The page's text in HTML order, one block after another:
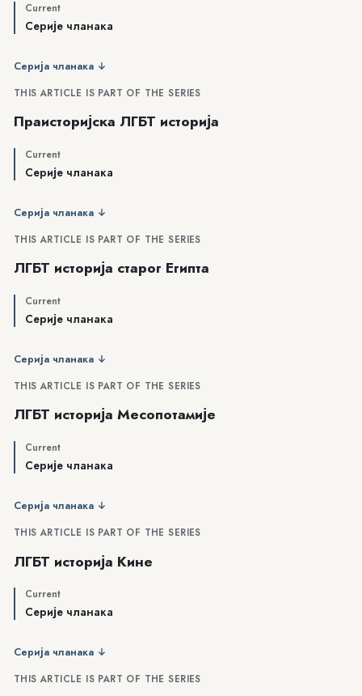
Current
Серије чланака
Серија чланака ↓
THIS ARTICLE IS PART OF THE SERIES
Праисторијска ЛГБТ историја
Current
Серије чланака
Серија чланака ↓
THIS ARTICLE IS PART OF THE SERIES
ЛГБТ историја старог Египта
Current
Серије чланака
Серија чланака ↓
THIS ARTICLE IS PART OF THE SERIES
ЛГБТ историја Месопотамије
Current
Серије чланака
Серија чланака ↓
THIS ARTICLE IS PART OF THE SERIES
ЛГБТ историја Кине
Current
Серије чланака
Серија чланака ↓
THIS ARTICLE IS PART OF THE SERIES